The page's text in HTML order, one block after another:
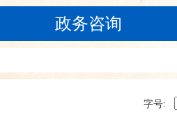
政务咨询
字号: